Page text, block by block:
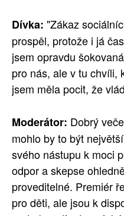
Dívka: "Zákaz
prospěl, protože i já
jsem opravdu
pro nás, ale v tu chvíli,
jsem měla pocit, že
Moderátor: Dobrý
mohlo by to být
svého nástupu k moci
odpor a skepse
proveditelné. Premiér
pro děti, ale jsou k